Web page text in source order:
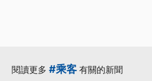
閱讀更多 #乘客 有關的新聞